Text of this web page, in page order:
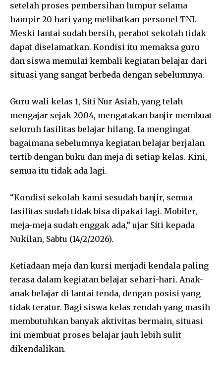
setelah proses pembersihan lumpur selama
hampir 20 hari yang melibatkan personel TNI.
Meski lantai sudah bersih, perabot sekolah tidak
dapat diselamatkan. Kondisi itu memaksa guru
dan siswa memulai kembali kegiatan belajar dari
situasi yang sangat berbeda dengan sebelumnya.
Guru wali kelas 1, Siti Nur Asiah, yang telah
mengajar sejak 2004, mengatakan banjir membuat
seluruh fasilitas belajar hilang. Ia mengingat
bagaimana sebelumnya kegiatan belajar berjalan
tertib dengan buku dan meja di setiap kelas. Kini,
semua itu tidak ada lagi.
“Kondisi sekolah kami sesudah banjir, semua
fasilitas sudah tidak bisa dipakai lagi. Mobiler,
meja-meja sudah enggak ada,” ujar Siti kepada
Nukilan, Sabtu (14/2/2026).
Ketiadaan meja dan kursi menjadi kendala paling
terasa dalam kegiatan belajar sehari-hari. Anak-
anak belajar di lantai tenda, dengan posisi yang
tidak teratur. Bagi siswa kelas rendah yang masih
membutuhkan banyak aktivitas bermain, situasi
ini membuat proses belajar jauh lebih sulit
dikendalikan.